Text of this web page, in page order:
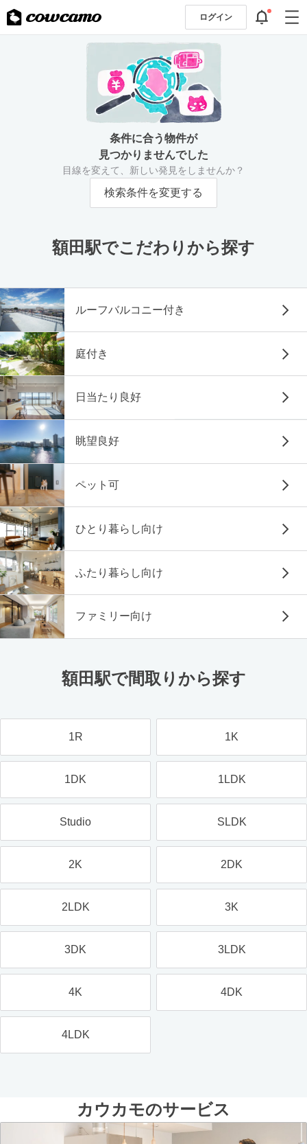
ログイン
条件に合う物件が
見つかりませんでした
目線を変えて、新しい発見をしませんか？
検索条件を変更する
額田駅でこだわりから探す
ルーフバルコニー付き
庭付き
日当たり良好
眺望良好
ペット可
ひとり暮らし向け
ふたり暮らし向け
ファミリー向け
額田駅で間取りから探す
1R 1K
1DK 1LDK
Studio SLDK
2K 2DK
2LDK 3K
3DK 3LDK
4K 4DK
4LDK
カウカモのサービス